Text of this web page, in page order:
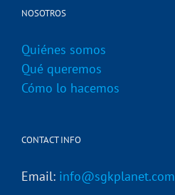
NOSOTROS
Quiénes somos
Qué queremos
Cómo lo hacemos
CONTACT INFO
Email: info@sgkplanet.com